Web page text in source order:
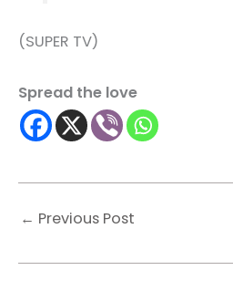
(SUPER TV)
Spread the love
← Previous Post